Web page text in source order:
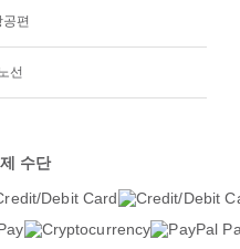
편
선
수단